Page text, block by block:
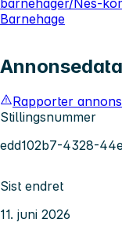
barnehager/Nes-
Barnehage
Annonsedata
Rapporter
Stillingsnummer
edd102b7-4328-
Sist endret
11. juni 2026